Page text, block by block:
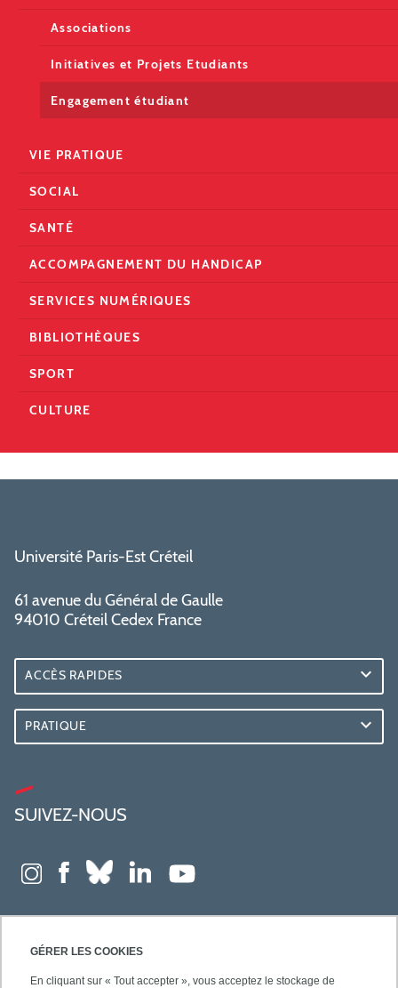
GÉRER LES COOKIES
En cliquant sur « Tout accepter », vous acceptez le stockage de
Associations
Initiatives et Projets Etudiants
Engagement étudiant
VIE PRATIQUE
SOCIAL
SANTÉ
ACCOMPAGNEMENT DU HANDICAP
SERVICES NUMÉRIQUES
BIBLIOTHÈQUES
SPORT
CULTURE
Université Paris-Est Créteil
61 avenue du Général de Gaulle
94010 Créteil Cedex France
ACCÈS RAPIDES
PRATIQUE
SUIVEZ-NOUS